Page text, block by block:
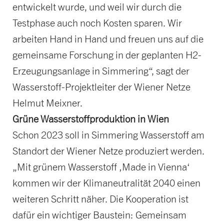
entwickelt wurde, und weil wir durch die
Testphase auch noch Kosten sparen. Wir
arbeiten Hand in Hand und freuen uns auf die
gemeinsame Forschung in der geplanten H2-
Erzeugungsanlage in Simmering“, sagt der
Wasserstoff-Projektleiter der Wiener Netze
Helmut Meixner.
Grüne Wasserstoffproduktion in Wien
Schon 2023 soll in Simmering Wasserstoff am
Standort der Wiener Netze produziert werden.
„Mit grünem Wasserstoff ‚Made in Vienna‘
kommen wir der Klimaneutralität 2040 einen
weiteren Schritt näher. Die Kooperation ist
dafür ein wichtiger Baustein: Gemeinsam